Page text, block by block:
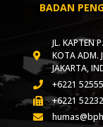
BADAN
JL. KAPTEN
KOTA ADM.
JAKARTA,
+6221
+6221